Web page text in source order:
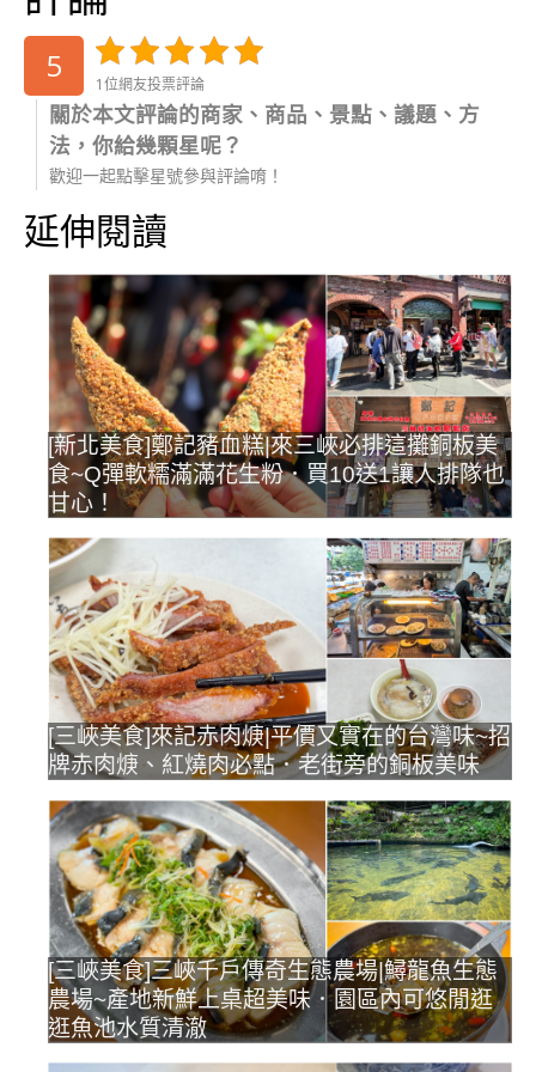
5 1位網友投票評論
關於本文評論的商家、商品、景點、議題、方
法，你給幾顆星呢？
歡迎一起點擊星號參與評論唷！
延伸閱讀
[新北美食]鄭記豬血糕|來三峽必排這攤銅板美
食~Q彈軟糯滿滿花生粉．買10送1讓人排隊也
甘心！
[三峽美食]來記赤肉焿|平價又實在的台灣味~招
牌赤肉焿、紅燒肉必點．老街旁的銅板美味
[三峽美食]三峽千戶傳奇生態農場|鱘龍魚生態
農場~產地新鮮上桌超美味．園區內可悠閒逛
逛魚池水質清澈